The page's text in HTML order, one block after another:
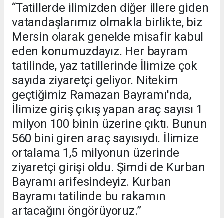
“Tatillerde ilimizden diğer illere giden
vatandaşlarımız olmakla birlikte, biz
Mersin olarak genelde misafir kabul
eden konumuzdayız. Her bayram
tatilinde, yaz tatillerinde İlimize çok
sayıda ziyaretçi geliyor. Nitekim
geçtiğimiz Ramazan Bayramı'nda,
İlimize giriş çıkış yapan araç sayısı 1
milyon 100 binin üzerine çıktı. Bunun
560 bini giren araç sayısıydı. İlimize
ortalama 1,5 milyonun üzerinde
ziyaretçi girişi oldu. Şimdi de Kurban
Bayramı arifesindeyiz. Kurban
Bayramı tatilinde bu rakamın
artacağını öngörüyoruz.”